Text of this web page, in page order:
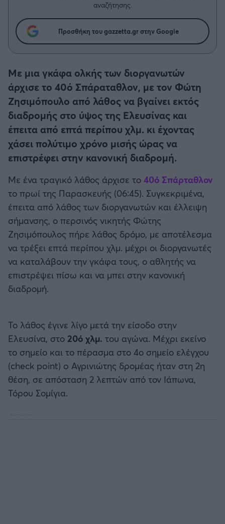
Δημήτρης Τσορμπατζόγλου
Λεβαδειακός
ΟΦΗ
Βόλος
Ατρόμητος Αθηνών
Κηφισιά
Αστέρας Τρίπολης
Παναιτωλικός
Καλαμάτα
Ηρακλής
Μπαρτσελόνα
Ατλέτικο Μαδρίτης
Μάντσεστερ Γιουνάιτεντ
Μάντσεστερ Σίτι
Μεγάλη μου Αγάπη
Μια Ιστορία από την Πόλη
αναζήτησης.
Προσθήκη του gazzetta.gr στην Google
Με μια γκάφα ολκής των διοργανωτών
άρχισε το 40ό Σπάραταθλον, με τον Φώτη
Ζησιμόπουλο από λάθος να βγαίνει εκτός
διαδρομής στο ύψος της Ελευσίνας και
έπειτα από επτά περίπου χλμ. κι έχοντας
χάσει πολύτιμο χρόνο μισής ώρας να
επιστρέφει στην κανονική διαδρομή.
Με ένα τραγικό λάθος άρχισε το 40ό Σπάρταθλον
το πρωί της Παρασκευής (06:45). Συγκεκριμένα,
έπειτα από λάθος των διοργανωτών και έλλειψη
σήμανσης, ο περσινός νικητής Φώτης
Ζησιμόπουλος πήρε λάθος δρόμο, με αποτέλεσμα
να τρέξει επτά περίπου χλμ. μέχρι οι διοργανωτές
να καταλάβουν την γκάφα τους, ο αθλητής να
επιστρέψει πίσω και να μπει στην κανονική
διαδρομή.
Το λάθος έγινε λίγο μετά την είσοδο στην
Ελευσίνα, στο 20ό χλμ. του αγώνα. Μέχρι εκείνο
το σημείο και το πέρασμα στο 4ο σημείο ελέγχου
(check point) o Αγρινιώτης δρομέας ήταν στη 2η
θέση, σε απόσταση 2 λεπτών από τον Ιάπωνα,
Τόρου Σομίγια.